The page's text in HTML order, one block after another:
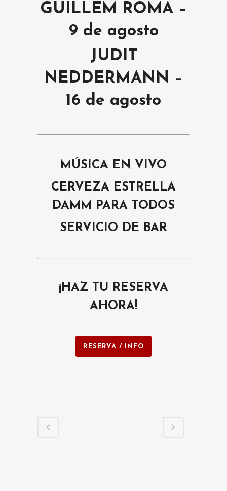
GUILLEM ROMA –
9 de agosto
JUDIT
NEDDERMANN –
16 de agosto
MÚSICA EN VIVO
CERVEZA ESTRELLA
DAMM PARA TODOS
SERVICIO DE BAR
¡HAZ TU RESERVA
AHORA!
RESERVA / INFO